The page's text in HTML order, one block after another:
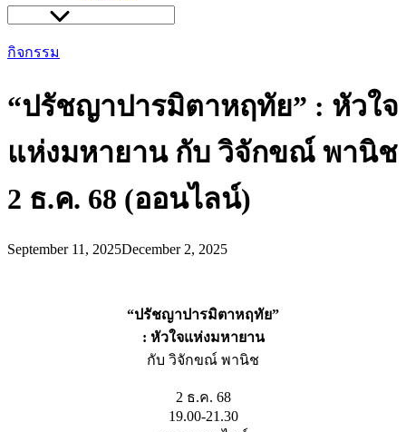
for:
กิจกรรม
“ปรัชญาปารมิตาหฤทัย” : หัวใจ
แห่งมหายาน กับ วิจักขณ์ พานิช
2 ธ.ค. 68 (ออนไลน์)
September 11, 2025December 2, 2025
“ปรัชญาปารมิตาหฤทัย”
: หัวใจแห่งมหายาน
กับ วิจักขณ์ พานิช
2 ธ.ค. 68
19.00-21.30